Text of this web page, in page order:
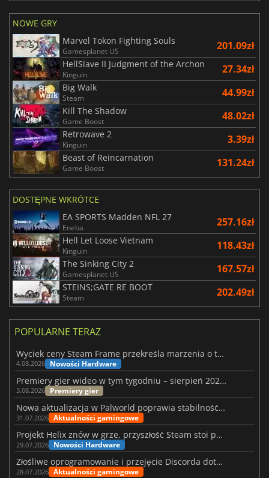
NOWE GRY
Marvel Tokon Fighting Souls
Gamesplanet US 201.09zł
HellSlave II Judgment of the Archon
Kinguin 27.34zł
Big Walk
Steam 44.99zł
Kill The Shadow
Game Boost 48.02zł
Retrowave 2
Kinguin 3.39zł
Beast of Reincarnation
Game Boost 131.24zł
DOSTĘPNE WKRÓTCE
EA SPORTS Madden NFL 27
Eneba 257.16zł
Hell Let Loose Vietnam
Kinguin 118.43zł
The Sinking City 2
Gamesplanet US 167.57zł
STEINS;GATE RE BOOT
Steam 202.49zł
POPULARNE TERAZ
Wyciek ceny Steam Frame przekreśla marzenia o tanim zestawie VR
4.08.2026 Nowości Hardware
Premiery gier wideo w tym tygodniu – sierpień 2026 r. (32. tydzień)
3.08.2026 Premiery gier
Nowa aktualizacja w Palworld poprawia stabilność Sunreach i walk z bossami
31.07.2026 Aktualności gamingowe
Projekt Helix znów w grze, przyszłość Steam stoi pod znakiem zapytania
29.07.2026 Nowości Hardware
Złośliwe oprogramowanie i przejęcie Discorda dotknęły Meccha Chameleon
28.07.2026 Aktualności gamingowe